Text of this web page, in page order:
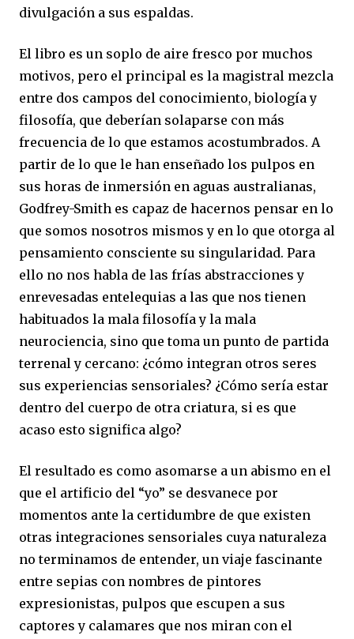
divulgación a sus espaldas.
El libro es un soplo de aire fresco por muchos
motivos, pero el principal es la magistral mezcla
entre dos campos del conocimiento, biología y
filosofía, que deberían solaparse con más
frecuencia de lo que estamos acostumbrados. A
partir de lo que le han enseñado los pulpos en
sus horas de inmersión en aguas australianas,
Godfrey-Smith es capaz de hacernos pensar en lo
que somos nosotros mismos y en lo que otorga al
pensamiento consciente su singularidad. Para
ello no nos habla de las frías abstracciones y
enrevesadas entelequias a las que nos tienen
habituados la mala filosofía y la mala
neurociencia, sino que toma un punto de partida
terrenal y cercano: ¿cómo integran otros seres
sus experiencias sensoriales? ¿Cómo sería estar
dentro del cuerpo de otra criatura, si es que
acaso esto significa algo?
El resultado es como asomarse a un abismo en el
que el artificio del “yo” se desvanece por
momentos ante la certidumbre de que existen
otras integraciones sensoriales cuya naturaleza
no terminamos de entender, un viaje fascinante
entre sepias con nombres de pintores
expresionistas, pulpos que escupen a sus
captores y calamares que nos miran con el